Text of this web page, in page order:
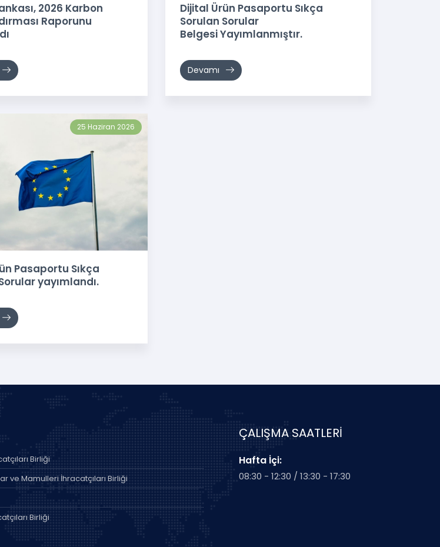
2026 Karbon
Raporunu
Dijital Ürün Pasaportu Sıkça
Sorulan Sorular
Belgesi Yayımlanmıştır.
Devamı
25 Haziran 2026
Pasaportu Sıkça
yayımlandı.
Birliği
ve Mamulleri İhracatçıları Birliği
Birliği
ÇALIŞMA SAATLERİ
Hafta İçi:
08:30 - 12:30 / 13:30 - 17:30